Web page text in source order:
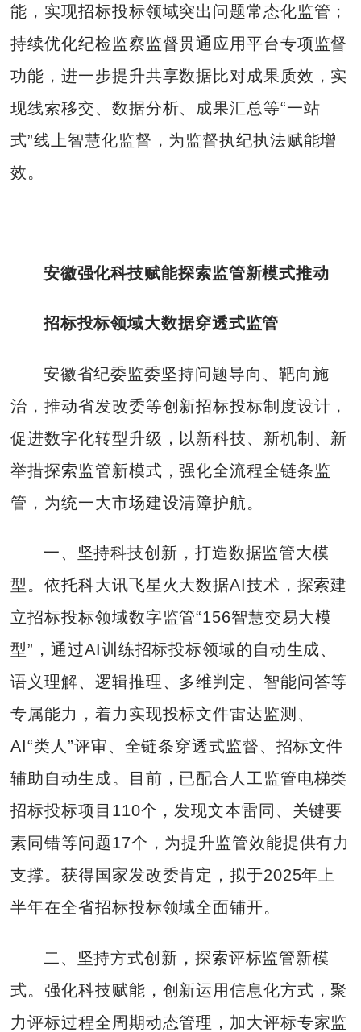
能，实现招标投标领域突出问题常态化监管；
持续优化纪检监察监督贯通应用平台专项监督
功能，进一步提升共享数据比对成果质效，实
现线索移交、数据分析、成果汇总等“一站
式”线上智慧化监督，为监督执纪执法赋能增
效。
安徽强化科技赋能探索监管新模式推动
招标投标领域大数据穿透式监管
安徽省纪委监委坚持问题导向、靶向施
治，推动省发改委等创新招标投标制度设计，
促进数字化转型升级，以新科技、新机制、新
举措探索监管新模式，强化全流程全链条监
管，为统一大市场建设清障护航。
一、坚持科技创新，打造数据监管大模
型。依托科大讯飞星火大数据AI技术，探索建
立招标投标领域数字监管“156智慧交易大模
型”，通过AI训练招标投标领域的自动生成、
语义理解、逻辑推理、多维判定、智能问答等
专属能力，着力实现投标文件雷达监测、
AI“类人”评审、全链条穿透式监督、招标文件
辅助自动生成。目前，已配合人工监管电梯类
招标投标项目110个，发现文本雷同、关键要
素同错等问题17个，为提升监管效能提供有力
支撑。获得国家发改委肯定，拟于2025年上
半年在全省招标投标领域全面铺开。
二、坚持方式创新，探索评标监管新模
式。强化科技赋能，创新运用信息化方式，聚
力评标过程全周期动态管理，加大评标专家监